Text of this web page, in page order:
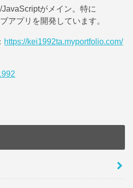
がメイン。特に
アプリを開発しています。
https://kei1992ta.myportfolio.com/